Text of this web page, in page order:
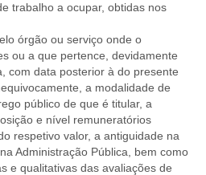
trabalho a ocupar, obtidas nos
órgão ou serviço onde o
ou a que pertence, devidamente
com data posterior à do presente
a modalidade de
público de que é titular, a
e nível remuneratórios
respetivo valor, a antiguidade na
Administração Pública, bem como
e qualitativas das avaliações de